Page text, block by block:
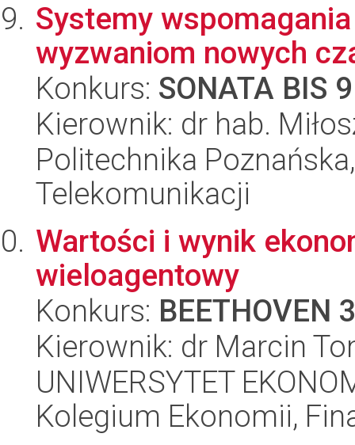
Systemy
wyzwaniom nowych
Konkurs: SONATA BIS 9
Kierownik: dr hab.
Politechnika
Telekomunikacji
Wartości i wynik
wieloagentowy
Konkurs: BEETHOVEN
Kierownik: dr Marcin
UNIWERSYTET
Kolegium Ekonomii,